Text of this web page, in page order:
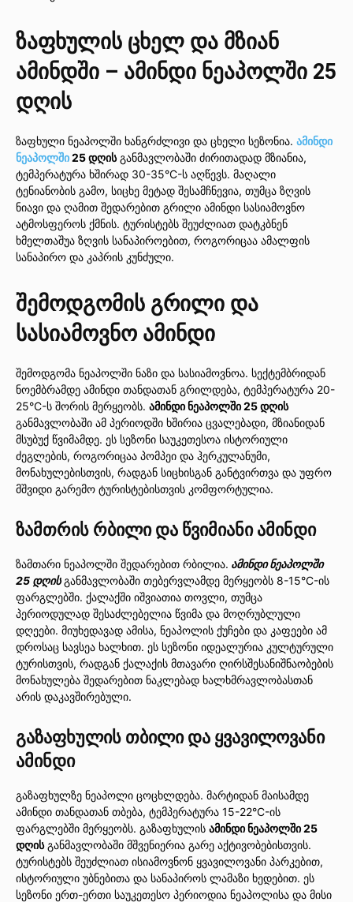
ზაფხულის ცხელ და მზიან
ამინდში – ამინდი ნეაპოლში 25
დღის
ზაფხული ნეაპოლში ხანგრძლივი და ცხელი სეზონია. ამინდი
ნეაპოლში25 დღისგანმავლობაში ძირითადად მზიანია,
ტემპერატურა ხშირად 30-35°C-ს აღწევს. მაღალი
ტენიანობის გამო, სიცხე მეტად შესამჩნევია, თუმცა ზღვის
ნიავი და ღამით შედარებით გრილი ამინდი სასიამოვნო
ატმოსფეროს ქმნის. ტურისტებს შეუძლიათ დატკბნენ
ხმელთაშუა ზღვის სანაპიროებით, როგორიცაა ამალფის
სანაპირო და კაპრის კუნძული.
შემოდგომის გრილი და
სასიამოვნო ამინდი
შემოდგომა ნეაპოლში ნაზი და სასიამოვნოა. სექტემბრიდან
ნოემბრამდე ამინდი თანდათან გრილდება, ტემპერატურა 20-
25°C-ს შორის მერყეობს. ამინდი ნეაპოლში 25 დღის
განმავლობაში ამ პერიოდში ხშირია ცვალებადი, მზიანიდან
მსუბუქ წვიმამდე. ეს სეზონი საუკეთესოა ისტორიული
ძეგლების, როგორიცაა პომპეი და ჰერკულანუმი,
მონახულებისთვის, რადგან სიცხისგან განტვირთვა და უფრო
მშვიდი გარემო ტურისტებისთვის კომფორტულია.
ზამთრის რბილი და წვიმიანი ამინდი
ზამთარი ნეაპოლში შედარებით რბილია. ამინდი ნეაპოლში
25 დღის განმავლობაში თებერვლამდე მერყეობს 8-15°C-ის
ფარგლებში. ქალაქში იშვიათია თოვლი, თუმცა
პერიოდულად შესაძლებელია წვიმა და მოღრუბლული
დღეები. მიუხედავად ამისა, ნეაპოლის ქუჩები და კაფეები ამ
დროსაც სავსეა ხალხით. ეს სეზონი იდეალურია კულტურული
ტურისთვის, რადგან ქალაქის მთავარი ღირსშესანიშნაობების
მონახულება შედარებით ნაკლებად ხალხმრავლობასთან
არის დაკავშირებული.
გაზაფხულის თბილი და ყვავილოვანი
ამინდი
გაზაფხულზე ნეაპოლი ცოცხლდება. მარტიდან მაისამდე
ამინდი თანდათან თბება, ტემპერატურა 15-22°C-ის
ფარგლებში მერყეობს. გაზაფხულის ამინდი ნეაპოლში 25
დღისგანმავლობაში მშვენიერია გარე აქტივობებისთვის.
ტურისტებს შეუძლიათ ისიამოვნონ ყვავილოვანი პარკებით,
ისტორიული უბნებითა და სანაპიროს ლამაზი ხედებით. ეს
სეზონი ერთ-ერთი საუკეთესო პერიოდია ნეაპოლისა და მისი